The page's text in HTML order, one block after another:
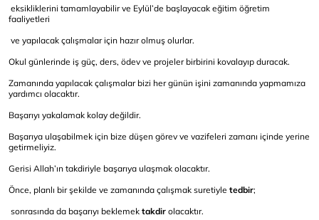
eksikliklerini tamamlayabilir ve Eylül’de başlayacak eğitim öğretim
faaliyetleri
ve yapılacak çalışmalar için hazır olmuş olurlar.
Okul günlerinde iş güç, ders, ödev ve projeler birbirini kovalayıp duracak.
Zamanında yapılacak çalışmalar bizi her günün işini zamanında yapmamıza
yardımcı olacaktır.
Başarıyı yakalamak kolay değildir.
Başarıya ulaşabilmek için bize düşen görev ve vazifeleri zamanı içinde yerine
getirmeliyiz.
Gerisi Allah’ın takdiriyle başarıya ulaşmak olacaktır.
Önce, planlı bir şekilde ve zamanında çalışmak suretiyle tedbir;
sonrasında da başarıyı beklemek takdir olacaktır.